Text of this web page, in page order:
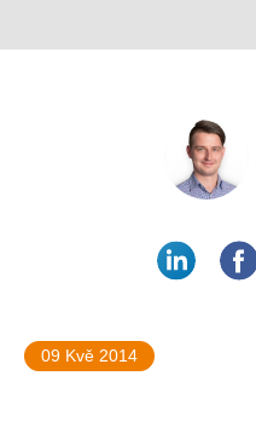
09 Kvě 2014